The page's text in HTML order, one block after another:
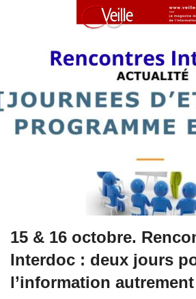
15 & 16 octobre.
Interdoc : deux jours
l’information autrement